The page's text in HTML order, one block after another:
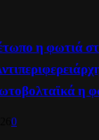
η φωτιά
η
0